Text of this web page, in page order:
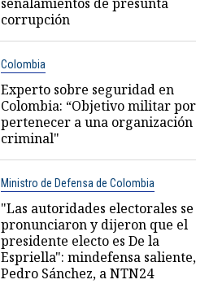
señalamientos de presunta
corrupción
Colombia
Experto sobre seguridad en
Colombia: “Objetivo militar por
pertenecer a una organización
criminal"
Ministro de Defensa de Colombia
"Las autoridades electorales se
pronunciaron y dijeron que el
presidente electo es De la
Espriella": mindefensa saliente,
Pedro Sánchez, a NTN24